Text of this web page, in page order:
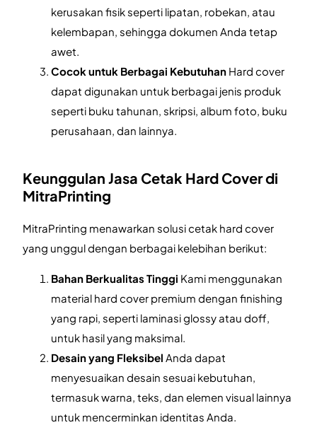
kerusakan fisik seperti lipatan, robekan, atau
kelembapan, sehingga dokumen Anda tetap
awet.
Cocok untuk Berbagai Kebutuhan Hard cover
dapat digunakan untuk berbagai jenis produk
seperti buku tahunan, skripsi, album foto, buku
perusahaan, dan lainnya.
Keunggulan Jasa Cetak Hard Cover di
MitraPrinting
MitraPrinting menawarkan solusi cetak hard cover
yang unggul dengan berbagai kelebihan berikut:
Bahan Berkualitas Tinggi Kami menggunakan
material hard cover premium dengan finishing
yang rapi, seperti laminasi glossy atau doff,
untuk hasil yang maksimal.
Desain yang Fleksibel Anda dapat
menyesuaikan desain sesuai kebutuhan,
termasuk warna, teks, dan elemen visual lainnya
untuk mencerminkan identitas Anda.